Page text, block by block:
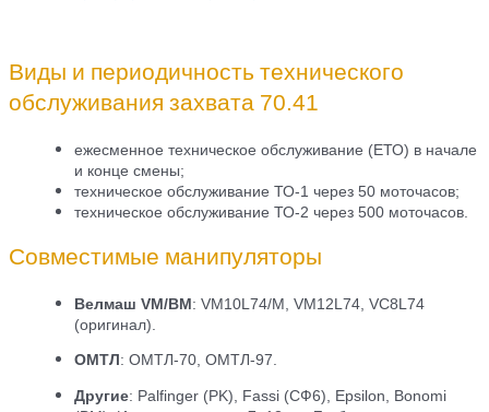
Виды и периодичность технического
обслуживания захвата 70.41
ежесменное техническое обслуживание (ЕТО) в начале
и конце смены;
техническое обслуживание ТО-1 через 50 моточасов;
техническое обслуживание ТО-2 через 500 моточасов.
Совместимые манипуляторы
Велмаш VM/ВМ: VM10L74/M, VM12L74, VC8L74
(оригинал).
ОМТЛ: ОМТЛ-70, ОМТЛ-97.
Другие: Palfinger (PK), Fassi (СФ6), Epsilon, Bonomi